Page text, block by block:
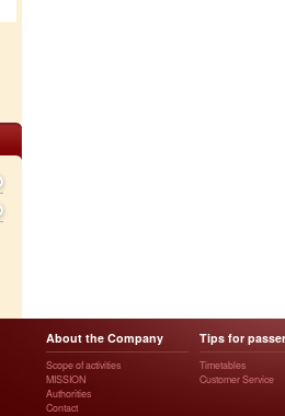
About the Company
Scope of activities
MISSION
Authorities
Contact
Tips for
Timetables
Customer Service